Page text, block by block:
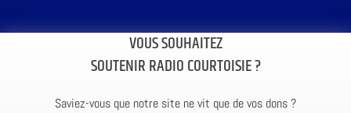
VOUS SOUHAITEZ
SOUTENIR RADIO COURTOISIE ?
Saviez-vous que notre site ne vit que de vos dons ?